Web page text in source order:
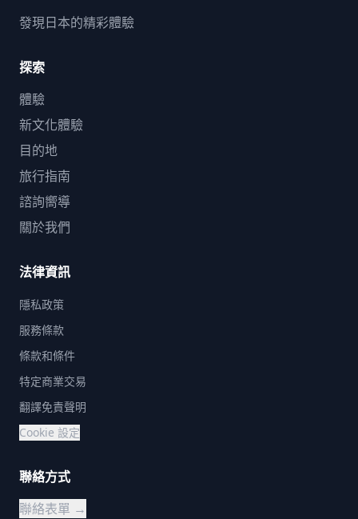
發現日本的精彩體驗
探索
體驗
新文化體驗
目的地
旅行指南
諮詢嚮導
關於我們
法律資訊
隱私政策
服務條款
條款和條件
特定商業交易
翻譯免責聲明
Cookie 設定
聯絡方式
聯絡表單 →